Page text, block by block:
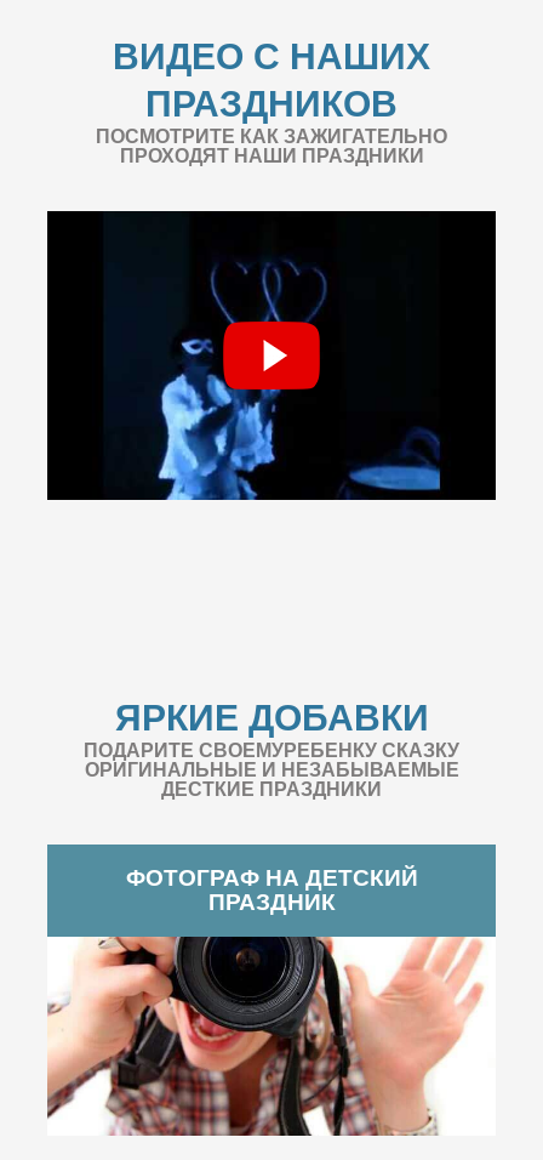
ВИДЕО С НАШИХ
ПРАЗДНИКОВ
ПОСМОТРИТЕ КАК ЗАЖИГАТЕЛЬНО
ПРОХОДЯТ НАШИ ПРАЗДНИКИ
ЯРКИЕ ДОБАВКИ
ПОДАРИТЕ СВОЕМУРЕБЕНКУ СКАЗКУ
ОРИГИНАЛЬНЫЕ И НЕЗАБЫВАЕМЫЕ
ДЕСТКИЕ ПРАЗДНИКИ
ФОТОГРАФ НА ДЕТСКИЙ
ПРАЗДНИК